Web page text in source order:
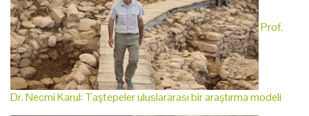
Prof.
Dr. Necmi Karul: Taştepeler uluslararası bir araştırma modeli